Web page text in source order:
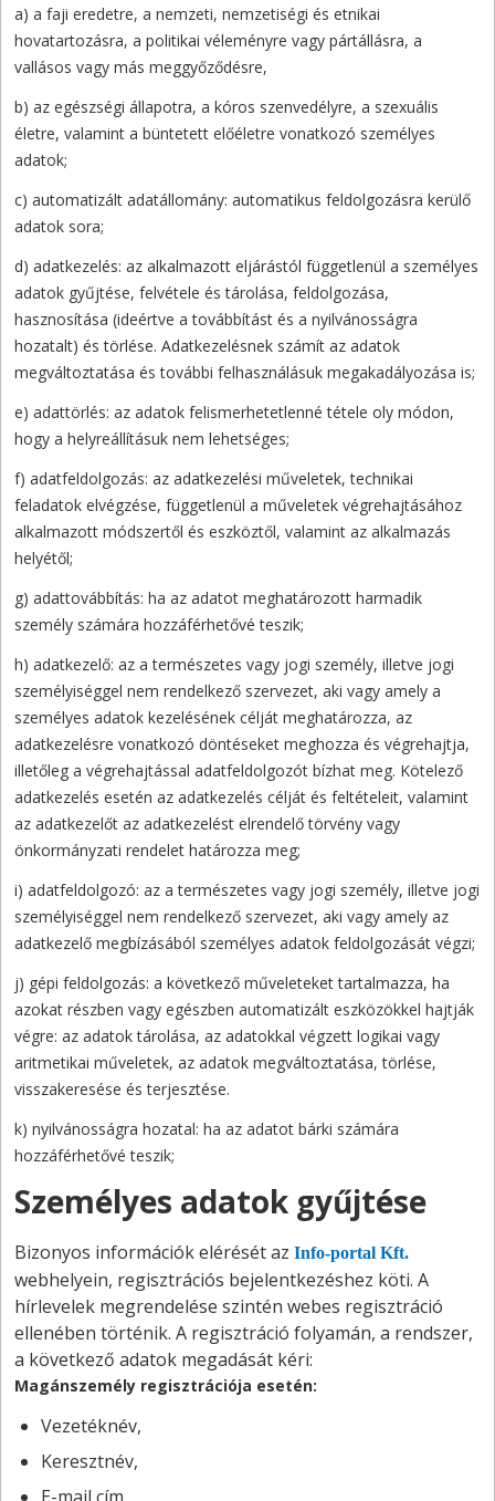
a) a faji eredetre, a nemzeti, nemzetiségi és etnikai
hovatartozásra, a politikai véleményre vagy pártállásra, a
vallásos vagy más meggyőződésre,
b) az egészségi állapotra, a kóros szenvedélyre, a szexuális
életre, valamint a büntetett előéletre vonatkozó személyes
adatok;
c) automatizált adatállomány: automatikus feldolgozásra kerülő
adatok sora;
d) adatkezelés: az alkalmazott eljárástól függetlenül a személyes
adatok gyűjtése, felvétele és tárolása, feldolgozása,
hasznosítása (ideértve a továbbítást és a nyilvánosságra
hozatalt) és törlése. Adatkezelésnek számít az adatok
megváltoztatása és további felhasználásuk megakadályozása is;
e) adattörlés: az adatok felismerhetetlenné tétele oly módon,
hogy a helyreállításuk nem lehetséges;
f) adatfeldolgozás: az adatkezelési műveletek, technikai
feladatok elvégzése, függetlenül a műveletek végrehajtásához
alkalmazott módszertől és eszköztől, valamint az alkalmazás
helyétől;
g) adattovábbítás: ha az adatot meghatározott harmadik
személy számára hozzáférhetővé teszik;
h) adatkezelő: az a természetes vagy jogi személy, illetve jogi
személyiséggel nem rendelkező szervezet, aki vagy amely a
személyes adatok kezelésének célját meghatározza, az
adatkezelésre vonatkozó döntéseket meghozza és végrehajtja,
illetőleg a végrehajtással adatfeldolgozót bízhat meg. Kötelező
adatkezelés esetén az adatkezelés célját és feltételeit, valamint
az adatkezelőt az adatkezelést elrendelő törvény vagy
önkormányzati rendelet határozza meg;
i) adatfeldolgozó: az a természetes vagy jogi személy, illetve jogi
személyiséggel nem rendelkező szervezet, aki vagy amely az
adatkezelő megbízásából személyes adatok feldolgozását végzi;
j) gépi feldolgozás: a következő műveleteket tartalmazza, ha
azokat részben vagy egészben automatizált eszközökkel hajtják
végre: az adatok tárolása, az adatokkal végzett logikai vagy
aritmetikai műveletek, az adatok megváltoztatása, törlése,
visszakeresése és terjesztése.
k) nyilvánosságra hozatal: ha az adatot bárki számára
hozzáférhetővé teszik;
Személyes adatok gyűjtése
Bizonyos információk elérését az Info-portal Kft.
webhelyein, regisztrációs bejelentkezéshez köti. A
hírlevelek megrendelése szintén webes regisztráció
ellenében történik. A regisztráció folyamán, a rendszer,
a következő adatok megadását kéri:
Magánszemély regisztrációja esetén:
Vezetéknév,
Keresztnév,